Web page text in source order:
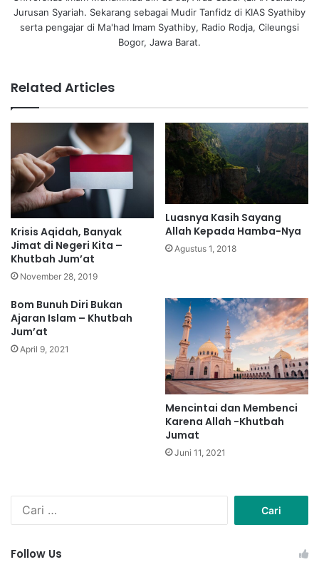
Jurusan Syariah. Sekarang sebagai Mudir Tanfidz di KIAS Syathiby
serta pengajar di Ma'had Imam Syathiby, Radio Rodja, Cileungsi
Bogor, Jawa Barat.
Related Articles
Krisis Aqidah, Banyak
Jimat di Negeri Kita –
Khutbah Jum’at
November 28, 2019
Luasnya Kasih Sayang
Allah Kepada Hamba-Nya
Agustus 1, 2018
Bom Bunuh Diri Bukan
Ajaran Islam – Khutbah
Jum’at
April 9, 2021
Mencintai dan Membenci
Karena Allah -Khutbah
Jumat
Juni 11, 2021
Follow Us